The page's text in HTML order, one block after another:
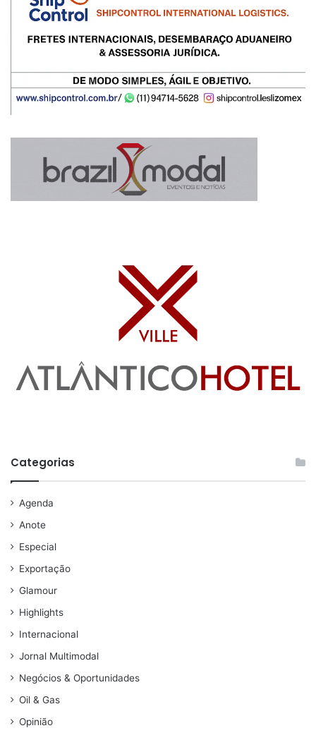
Categorias
Agenda
Anote
Especial
Exportação
Glamour
Highlights
Internacional
Jornal Multimodal
Negócios & Oportunidades
Oil & Gas
Opinião